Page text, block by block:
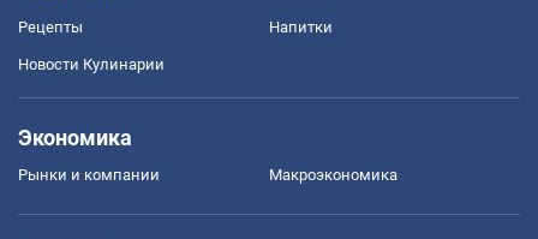
Рецепты Напитки
Новости Кулинарии
Экономика
Рынки и компании Mакроэкономика